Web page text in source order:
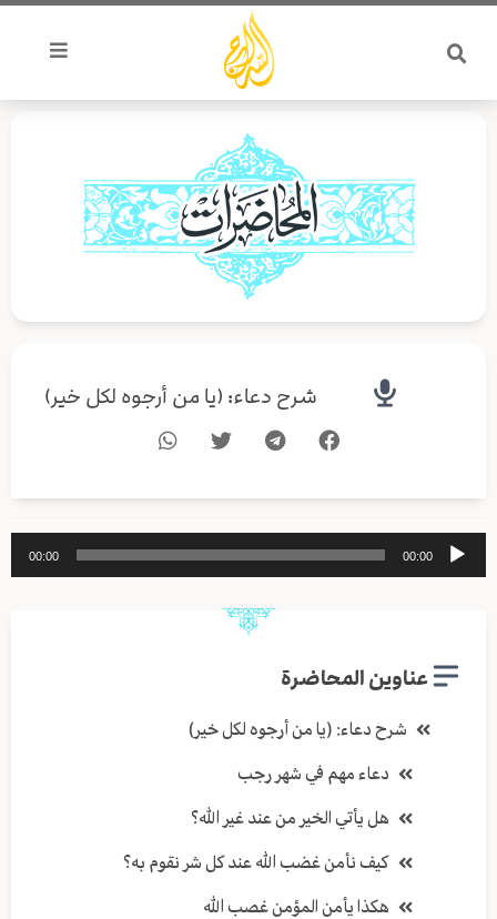
تخطي
المحتوى
شرح دعاء: (يا من أرجوه لكل خير)
مشغل
الصوت
00:00
00:00
عناوين المحاضرة
شرح دعاء: (يا من أرجوه لكل خير)
دعاء مهم في شهر رجب
هل يأتي الخير من عند غير الله؟
كيف نأمن غضب الله عند كل شر نقوم به؟
هكذا يأمن المؤمن غصب الله